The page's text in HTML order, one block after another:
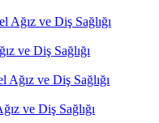
Ağız ve Diş Sağlığı
ve Diş Sağlığı
Ağız ve Diş Sağlığı
ve Diş Sağlığı